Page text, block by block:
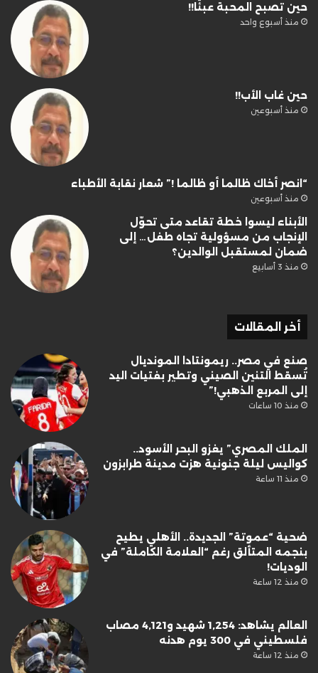
حين تصبح المحبة عبئًا!!
منذ أسبوع واحد
حين غاب الأب!!
منذ أسبوعين
“انصر أخاك ظالما أو ظالما !” شعار نقابة الأطباء
منذ أسبوعين
الأبناء ليسوا خطة تقاعد متى تحوّل
الإنجاب من مسؤولية تجاه طفل… إلى
ضمان لمستقبل الوالدين؟
منذ 3 أسابيع
أخر المقالات
صنع في مصر.. ريمونتادا المونديال
تُسقط التنين الصيني وتطير بفتيات اليد
إلى المربع الذهبي!”
منذ 10 ساعات
الملك المصري” يغزو البحر الأسود..
كواليس ليلة جنونية هزت مدينة طرابزون
منذ 11 ساعة
ضحية “عموتة” الجديدة.. الأهلي يطيح
بنجمه المتألق رغم “العلامة الكاملة” في
الوديات!
منذ 12 ساعة
العالم يشاهد: 1,254 شهيد و4,121 مصاب
فلسطيني في 300 يوم هدنه
منذ 12 ساعة